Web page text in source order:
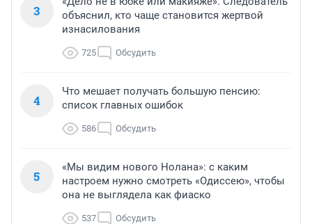
3
объяснил, кто чаще становится жертвой
изнасилования
725 Обсудить
4
Что мешает получать большую пенсию:
список главных ошибок
586 Обсудить
5
«Мы видим нового Нолана»: с каким
настроем нужно смотреть «Одиссею», чтобы
она не выглядела как фиаско
537 Обсудить